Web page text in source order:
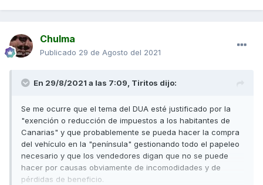
Chulma
Publicado 29 de Agosto del 2021
En 29/8/2021 a las 7:09, Tiritos dijo:
Se me ocurre que el tema del DUA esté justificado por la
"exención o reducción de impuestos a los habitantes de
Canarias" y que probablemente se pueda hacer la compra
del vehículo en la "península" gestionando todo el papeleo
necesario y que los vendedores digan que no se puede
hacer por causas obviamente de incomodidades y de
pérdidas de beneficio.